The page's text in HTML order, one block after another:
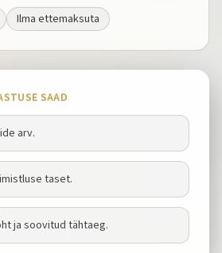
Ilma ettemaksuta
SAAD
arv.
taset.
ja soovitud tähtaeg.